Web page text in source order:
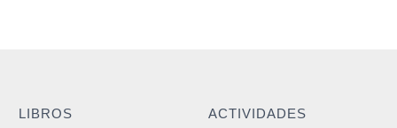
LIBROS ACTIVIDADES